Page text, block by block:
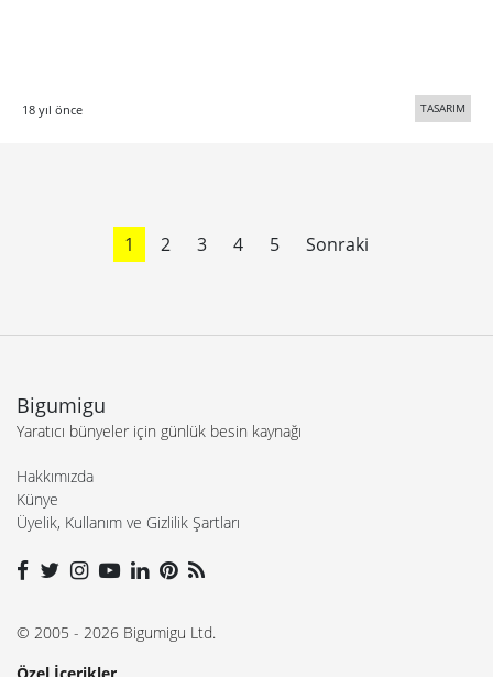
18 yıl önce TASARIM
1 2 3 4 5 Sonraki
Bigumigu
Yaratıcı bünyeler için günlük besin kaynağı
Hakkımızda
Künye
Üyelik, Kullanım ve Gizlilik Şartları
© 2005 - 2026 Bigumigu Ltd.